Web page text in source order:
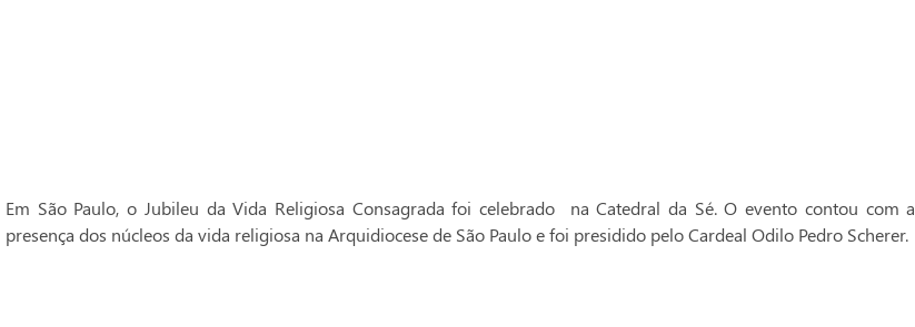
Em São Paulo, o Jubileu da Vida Religiosa Consagrada foi celebrado na Catedral da Sé. O evento contou com a
presença dos núcleos da vida religiosa na Arquidiocese de São Paulo e foi presidido pelo Cardeal Odilo Pedro Scherer.